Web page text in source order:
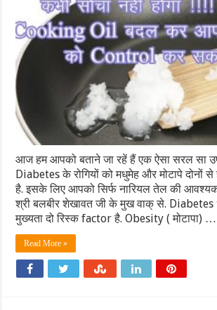
आज हम आपको बताने जा रहें हैं एक ऐसा सरल सा
Diabetes के रोगियों को मधुमेह और मोटापे दोनों
है. इसके लिए आपको सिर्फ नारियल तेल की
श्री बलबीर शेखावत जी के मुख वाक् से.
मुख्यता दो रिस्क factor है. Obesity ( मोटापा) …
Read More »